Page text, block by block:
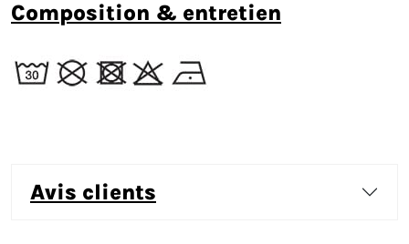
composition & entretien
avis clients